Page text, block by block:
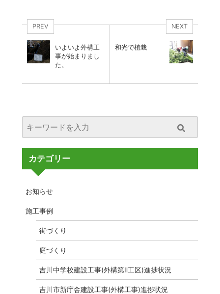
PREV
いよいよ外構工
事が始まりまし
た。
NEXT
和光で植栽
カテゴリー
お知らせ
施工事例
街づくり
庭づくり
吉川中学校建設工事(外構第Ⅱ工区)進捗状況
吉川市新庁舎建設工事(外構工事)進捗状況